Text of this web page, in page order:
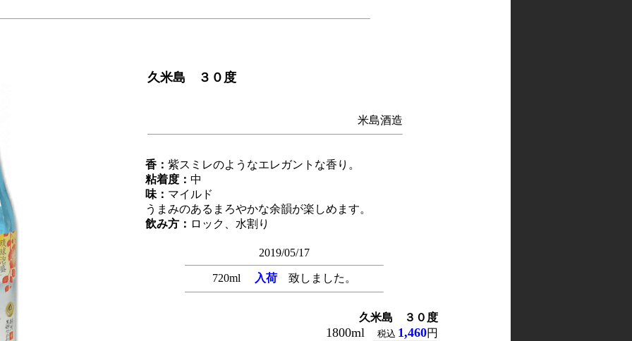
久米島 ３０度
米島酒造
香： 紫スミレのようなエレガントな香り。
粘着度： 中
味： マイルド
うまみのあるまろやかな余韻が楽しめます。
飲み方： ロック、水割り
2019/05/17
720ml 入荷 致しました。
久米島 ３０度
1800ml 税込 1,460円